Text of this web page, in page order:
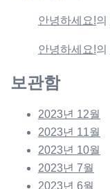
안녕하세요!의
안녕하세요!의
보관함
2023년 12월
2023년 11월
2023년 10월
2023년 7월
2023년 6월